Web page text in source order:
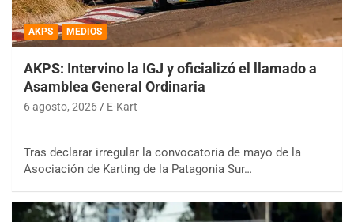
AKPS MEDIOS
AKPS: Intervino la IGJ y oficializó el llamado a
Asamblea General Ordinaria
6 agosto, 2026 E-Kart
Tras declarar irregular la convocatoria de mayo de la
Asociación de Karting de la Patagonia Sur…